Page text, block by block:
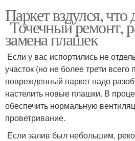
Паркет вздулся, что
Точечный ремонт,
замена плашек
Если у вас испортились не
участок (но не более трети всего
поврежденный паркет надо
настелить новые плашки. В
обеспечить нормальную
проветривание.
Если залив был небольшим,